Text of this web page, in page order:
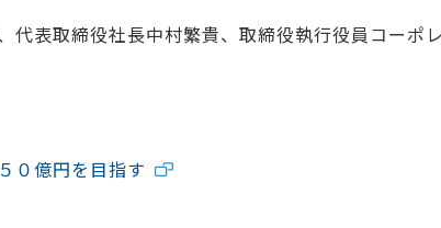
表取締役社長中村繁貴、取締役執行役員コーポ
０億円を目指す